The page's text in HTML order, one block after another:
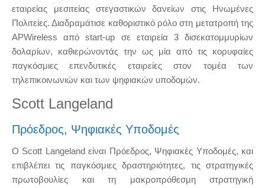
εταιρείας μεσιτείας στεγαστικών δανείων στις Ηνωμένες
Πολιτείες. Διαδραμάτισε καθοριστικό ρόλο στη μετατροπή της
APWireless από start-up σε εταιρεία 3 δισεκατομμυρίων
δολαρίων, καθιερώνοντάς την ως μία από τις κορυφαίες
παγκόσμιες επενδυτικές εταιρείες στον τομέα των
τηλεπικοινωνιών και των ψηφιακών υποδομών.
Scott Langeland
Πρόεδρος, Ψηφιακές Υποδομές
Ο Scott Langeland είναι Πρόεδρος, Ψηφιακές Υποδομές, και
επιβλέπει τις παγκόσμιες δραστηριότητες, τις στρατηγικές
πρωτοβουλίες και τη μακροπρόθεσμη στρατηγική